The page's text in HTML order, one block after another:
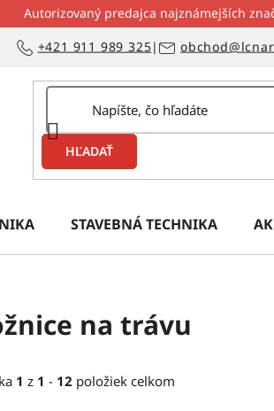
Autorizovaný predajca najznámejších
+421 911 989 325|
HĽADAŤ
STAVEBNÁ TECHNIKA
na trávu
1 z 1 - 12 položiek celkom